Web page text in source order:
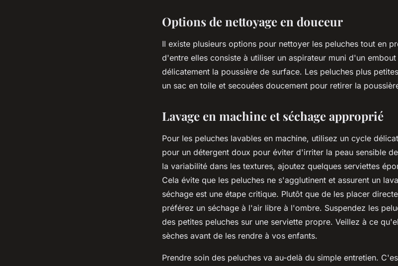
Options de nettoyage en douceur
Il existe plusieurs options pour nettoyer les peluches tout en
d'entre elles consiste à utiliser un aspirateur muni d'un
délicatement la poussière de surface. Les peluches plus
un sac en toile et secouées doucement pour retirer la
Lavage en machine et séchage approprié
Pour les peluches lavables en machine, utilisez un cycle
pour un détergent doux pour éviter d'irriter la peau sensible
la variabilité dans les textures, ajoutez quelques serviettes
Cela évite que les peluches ne s'agglutinent et assurent un
séchage est une étape critique. Plutôt que de les placer
préférez un séchage à l'air libre à l'ombre. Suspendez les
des petites peluches sur une serviette propre. Veillez à ce
sèches avant de les rendre à vos enfants.
Prendre soin des peluches va au-delà du simple entretien.